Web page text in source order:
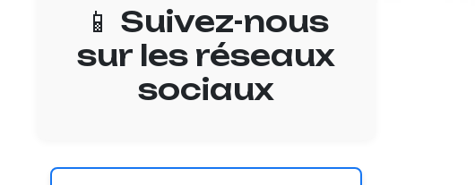
📱 Suivez-nous
sur les réseaux
sociaux